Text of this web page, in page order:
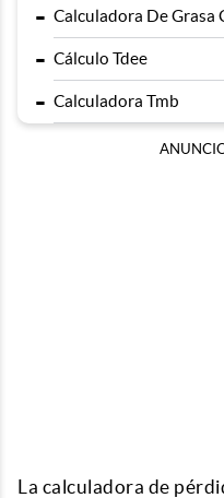
- Calculadora De Grasa
- Cálculo Tdee
- Calculadora Tmb
La calculadora de